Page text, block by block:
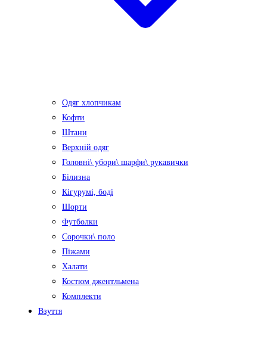
Одяг хлопчикам
Кофти
Штани
Верхній одяг
Головні\ убори\ шарфи\ рукавички
Білизна
Кігурумі, боді
Шорти
Футболки
Сорочки\ поло
Піжами
Халати
Костюм джентльмена
Комплекти
Взуття